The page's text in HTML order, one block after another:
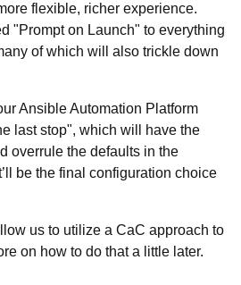
flexible, richer experience.
"Prompt on Launch" to everything
of which will also trickle down
Ansible Automation Platform
last stop", which will have the
overrule the defaults in the
be the final configuration choice
us to utilize a CaC approach to
on how to do that a little later.